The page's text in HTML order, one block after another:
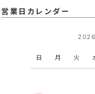
営業日カレンダー
日 月 火